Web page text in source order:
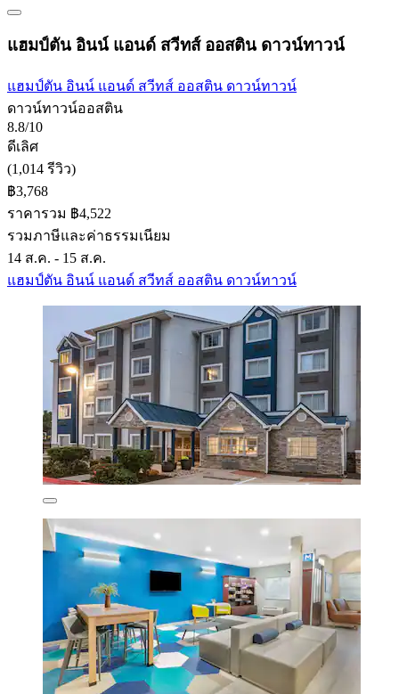
แฮมป์ตัน อินน์ แอนด์ สวีทส์ ออสติน ดาวน์ทาวน์
แฮมป์ตัน อินน์ แอนด์ สวีทส์ ออสติน ดาวน์ทาวน์
ดาวน์ทาวน์ออสติน
8.8/10
ดีเลิศ
(1,014 รีวิว)
฿3,768
ราคารวม ฿4,522
รวมภาษีและค่าธรรมเนียม
14 ส.ค. - 15 ส.ค.
แฮมป์ตัน อินน์ แอนด์ สวีทส์ ออสติน ดาวน์ทาวน์